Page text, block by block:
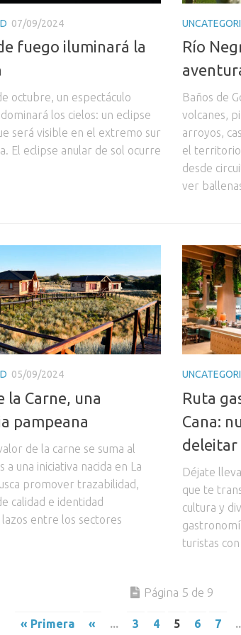
07/09/2024
fuego iluminará la
octubre, un espectáculo
los cielos: un eclipse
será visible en el extremo sur
El eclipse anular de sol ocurre
Río
Baños de
volcanes,
arroyos,
el
desde
ver
05/09/2024
la Carne, una
pampeana
de la carne se suma al
a una iniciativa nacida en La
promover trazabilidad,
calidad e identidad
entre los sectores
Ruta
Cana:
Déjate
que te
cultura y
turistas con
Página 5 de 9
« Primera « ... 3 4 5 6 7